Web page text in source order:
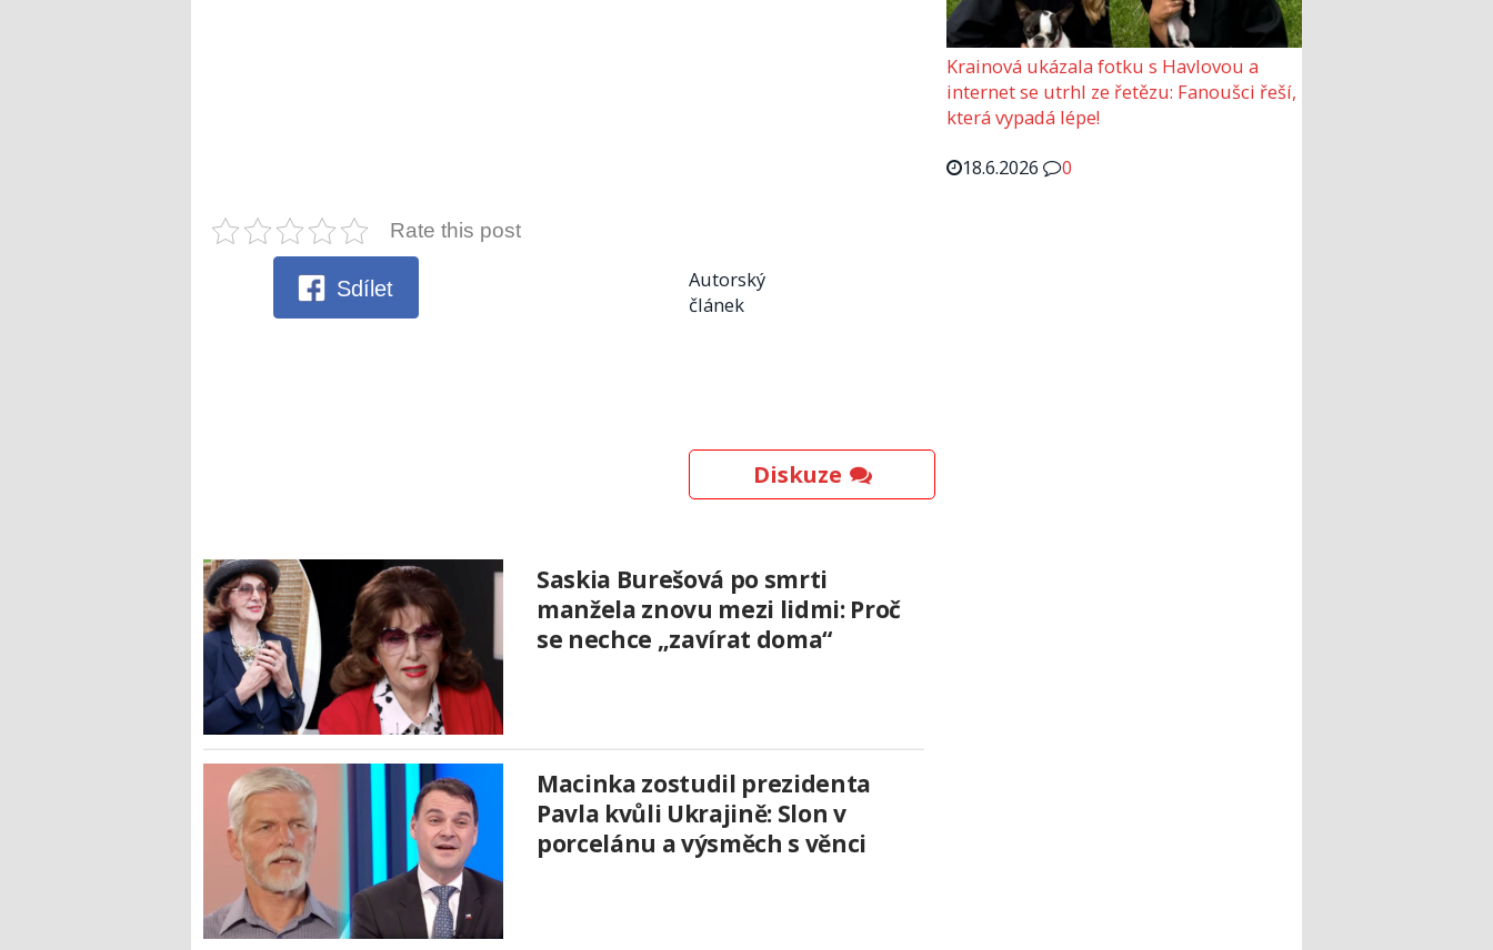
Rate this post
Sdílet
Autorský
článek
Diskuze
Saskia Burešová po smrti
manžela znovu mezi lidmi: Proč
se nechce „zavírat doma“
Macinka zostudil prezidenta
Pavla kvůli Ukrajině: Slon v
porcelánu a výsměch s věnci
Krainová ukázala fotku s Havlovou a
internet se utrhl ze řetězu: Fanoušci řeší,
která vypadá lépe!
18.6.2026
0